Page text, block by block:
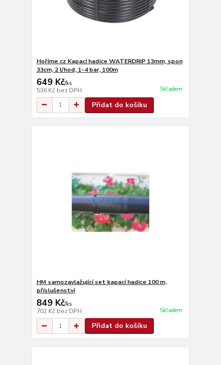
Hoříme.cz Kapací hadice WATERDRIP 13mm, spon
33cm, 2 l/hod, 1-4 bar, 100m
649 Kč/ks
536 Kč bez DPH Skladem
Přidat do košíku
HM samozavlažující set kapací hadice 100 m,
příslušenství
849 Kč/ks
702 Kč bez DPH Skladem
Přidat do košíku